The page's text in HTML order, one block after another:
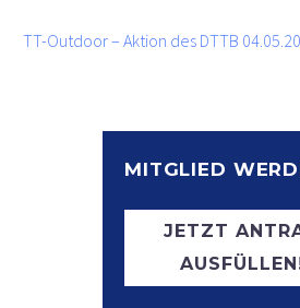
TT-Outdoor – Aktion des DTTB
MITGLIED
JETZT